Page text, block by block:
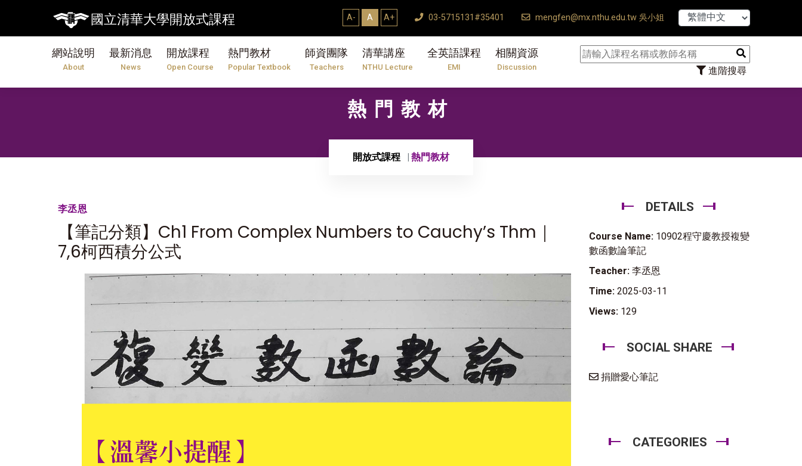
國立清華大學開放式課程 A- A A+ 03-5715131#35401 mengfen@mx.nthu.edu.tw 吳小姐
網站說明
About
最新消息
News
開放課程
Open Course
熱門教材
Popular Textbook
師資團隊
Teachers
清華講座
NTHU Lecture
全英語課程
EMI
相關資源
Discussion 進階搜尋
【7/31】114學
熱門教材
開放式課程 熱門教材
李丞恩
【筆記分類】Ch1 From Complex Numbers to Cauchy’s Thm｜
7,6柯西積分公式
DETAILS
Course Name: 10902程守慶教授複變
數函數論筆記
Teacher: 李丞恩
Time: 2025-03-11
Views: 129
SOCIAL SHARE
捐贈愛心筆記
CATEGORIES